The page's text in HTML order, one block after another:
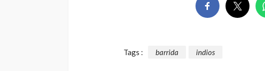
Tags : barrida indios